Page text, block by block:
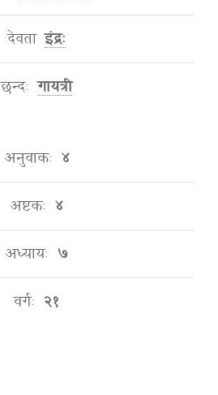
देवता इंद्रः
छन्दः गायत्री
अनुवाकः ४
अष्टकः ४
अध्यायः ७
वर्गः २१